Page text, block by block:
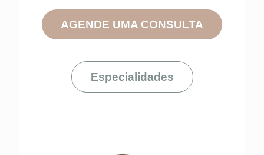
AGENDE UMA CONSULTA
Especialidades